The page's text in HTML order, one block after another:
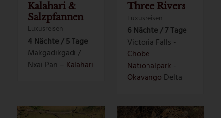
Kalahari &
Salzpfannen
Luxusreisen
4 Nächte / 5 Tage
Makgadikgadi /
Nxai Pan – Kalahari
Three Rivers
Luxusreisen
6 Nächte / 7 Tage
Victoria Falls -
Chobe
Nationalpark -
Okavango Delta